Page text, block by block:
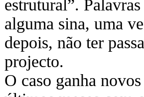
estrutural”.
alguma sina, uma
depois, não ter
projecto.
O caso ganha